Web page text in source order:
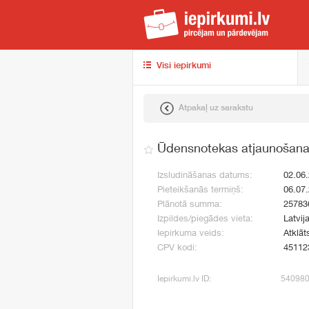
Visi iepirkumi
Atpakaļ uz sarakstu
Ūdensnotekas atjaunošana
Izsludināšanas datums:
Pieteikšanās termiņš:
Plānotā summa:
Izpildes/piegādes vieta:
Iepirkuma veids:
CPV kodi:
Iepirkumi.lv ID: